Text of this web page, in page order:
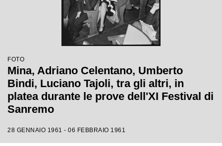
FOTO
Mina, Adriano Celentano, Umberto
Bindi, Luciano Tajoli, tra gli altri, in
platea durante le prove dell'XI Festival di
Sanremo
28 GENNAIO 1961 - 06 FEBBRAIO 1961